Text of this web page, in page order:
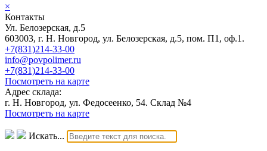
×
Контакты
Ул. Белозерская, д.5
603003, г. Н. Новгород, ул. Белозерская, д.5, пом. П1, оф.1.
+7(831)214-33-00
info@povpolimer.ru
+7(831)214-33-00
Посмотреть на карте
Адрес склада:
г. Н. Новгород, ул. Федосеенко, 54. Склад №4
Посмотреть на карте
Искать...